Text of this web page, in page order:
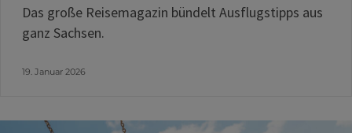
Das große Reisemagazin bündelt Ausflugstipps aus
ganz Sachsen.
19. Januar 2026